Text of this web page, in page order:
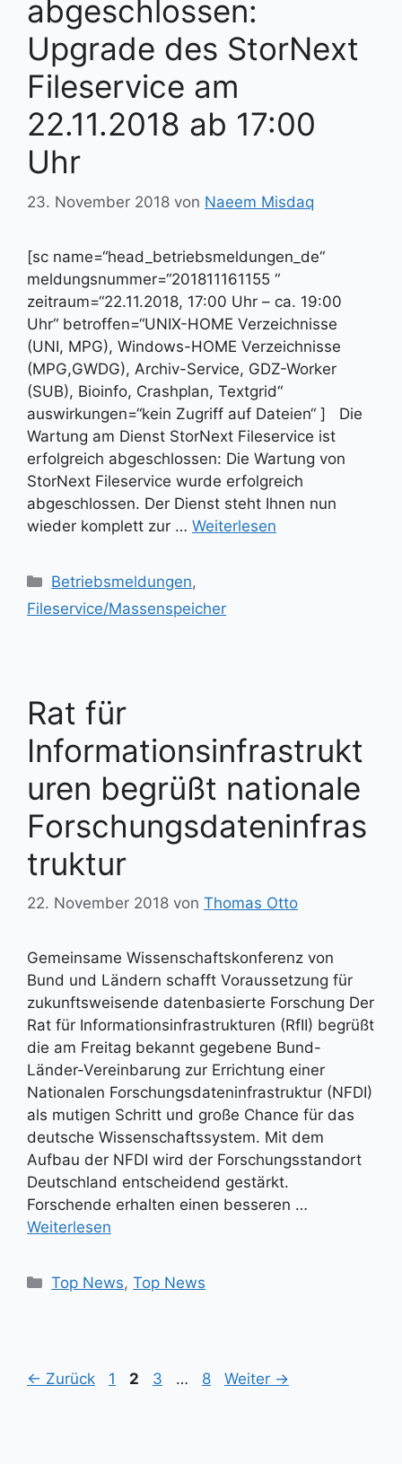
abgeschlossen:
Upgrade des StorNext
Fileservice am
22.11.2018 ab 17:00
Uhr
23. November 2018 von Naeem Misdaq
[sc name=“head_betriebsmeldungen_de“
meldungsnummer=“201811161155 “
zeitraum=“22.11.2018, 17:00 Uhr – ca. 19:00
Uhr“ betroffen=“UNIX-HOME Verzeichnisse
(UNI, MPG), Windows-HOME Verzeichnisse
(MPG,GWDG), Archiv-Service, GDZ-Worker
(SUB), Bioinfo, Crashplan, Textgrid“
auswirkungen=“kein Zugriff auf Dateien“ ] Die
Wartung am Dienst StorNext Fileservice ist
erfolgreich abgeschlossen: Die Wartung von
StorNext Fileservice wurde erfolgreich
abgeschlossen. Der Dienst steht Ihnen nun
wieder komplett zur … Weiterlesen
Kategorien
Betriebsmeldungen,
Fileservice/Massenspeicher
Rat für
Informationsinfrastrukt
uren begrüßt nationale
Forschungsdateninfras
truktur
22. November 2018 von Thomas Otto
Gemeinsame Wissenschaftskonferenz von
Bund und Ländern schafft Voraussetzung für
zukunftsweisende datenbasierte Forschung Der
Rat für Informationsinfrastrukturen (RfII) begrüßt
die am Freitag bekannt gegebene Bund-
Länder-Vereinbarung zur Errichtung einer
Nationalen Forschungs­dateninfrastruktur (NFDI)
als mutigen Schritt und große Chance für das
deutsche Wissenschaftssystem. Mit dem
Aufbau der NFDI wird der Forschungsstandort
Deutschland entscheidend gestärkt.
Forschende erhalten einen besseren …
Weiterlesen
Kategorien
Top News,Top News
← Zurück Seite
1 Seite
2 Seite
3 … Seite
8 Weiter →